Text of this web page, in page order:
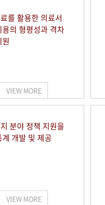
를 활용한 의료서
용의 형평성과 격차
VIEW MORE
분야 정책 지원을
계 개발 및 제공
VIEW MORE